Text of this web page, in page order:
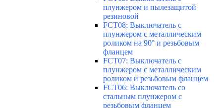
плунжером и пылезащитой
резиновой
FCT08: Выключатель с
плунжером с металлическим
роликом на 90° и резьбовым
фланцем
FCT07: Выключатель с
плунжером с металлическим
роликом и резьбовым фланцем
FCT06: Выключатель со
стальным плунжером с
резьбовым фланцем